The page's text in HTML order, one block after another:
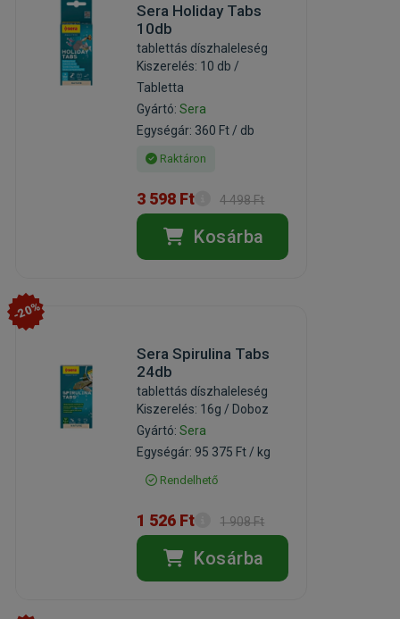
Sera Holiday Tabs
10db
tablettás díszhaleleség
Kiszerelés: 10 db /
Tabletta
Gyártó:Sera
Egységár: 360 Ft / db
Raktáron
3 598 Ft 4 498 Ft
Kosárba
-20%
Sera Spirulina Tabs
24db
tablettás díszhaleleség
Kiszerelés: 16g / Doboz
Gyártó:Sera
Egységár: 95 375 Ft / kg
Rendelhető
1 526 Ft 1 908 Ft
Kosárba